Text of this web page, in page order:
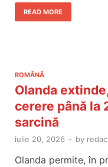
READ MORE
ROMÂNĂ
Olanda
cerere până la
sarcină
iulie 20, 2026 - by
Olanda permite, în